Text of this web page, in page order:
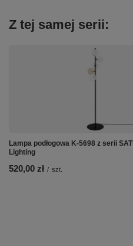
Z tej samej serii:
Lampa podłogowa K-5698 z serii
Lighting
520,00 zł / szt.